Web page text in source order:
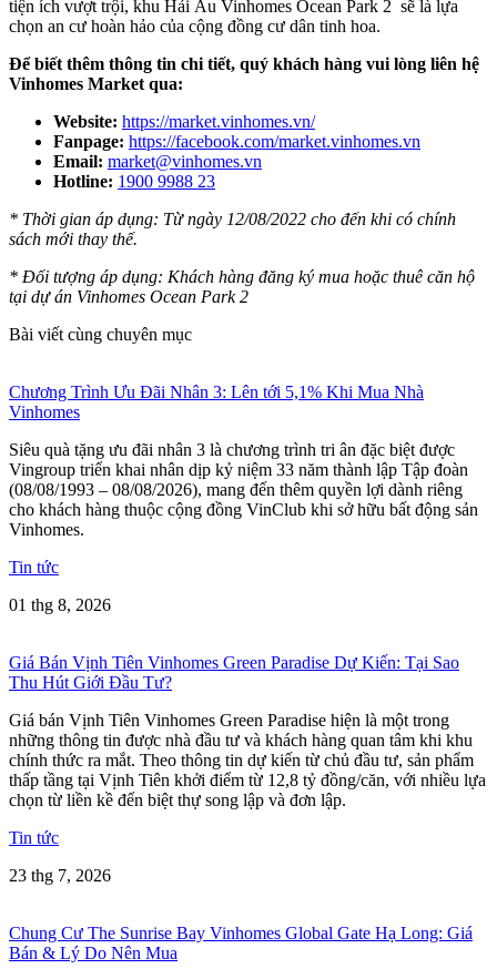
tiện ích vượt trội, khu Hải Âu Vinhomes Ocean Park 2 sẽ là lựa
chọn an cư hoàn hảo của cộng đồng cư dân tinh hoa.
Để biết thêm thông tin chi tiết, quý khách hàng vui lòng liên hệ
Vinhomes Market qua:
Website: https://market.vinhomes.vn/
Fanpage: https://facebook.com/market.vinhomes.vn
Email: market@vinhomes.vn
Hotline: 1900 9988 23
* Thời gian áp dụng: Từ ngày 12/08/2022 cho đến khi có chính
sách mới thay thế.
* Đối tượng áp dụng: Khách hàng đăng ký mua hoặc thuê căn hộ
tại dự án Vinhomes Ocean Park 2
Bài viết cùng chuyên mục
Chương Trình Ưu Đãi Nhân 3: Lên tới 5,1% Khi Mua Nhà
Vinhomes
Siêu quà tặng ưu đãi nhân 3 là chương trình tri ân đặc biệt được
Vingroup triển khai nhân dịp kỷ niệm 33 năm thành lập Tập đoàn
(08/08/1993 – 08/08/2026), mang đến thêm quyền lợi dành riêng
cho khách hàng thuộc cộng đồng VinClub khi sở hữu bất động sản
Vinhomes.
Tin tức
01 thg 8, 2026
Giá Bán Vịnh Tiên Vinhomes Green Paradise Dự Kiến: Tại Sao
Thu Hút Giới Đầu Tư?
Giá bán Vịnh Tiên Vinhomes Green Paradise hiện là một trong
những thông tin được nhà đầu tư và khách hàng quan tâm khi khu
chính thức ra mắt. Theo thông tin dự kiến từ chủ đầu tư, sản phẩm
thấp tầng tại Vịnh Tiên khởi điểm từ 12,8 tỷ đồng/căn, với nhiều lựa
chọn từ liền kề đến biệt thự song lập và đơn lập.
Tin tức
23 thg 7, 2026
Chung Cư The Sunrise Bay Vinhomes Global Gate Hạ Long: Giá
Bán & Lý Do Nên Mua